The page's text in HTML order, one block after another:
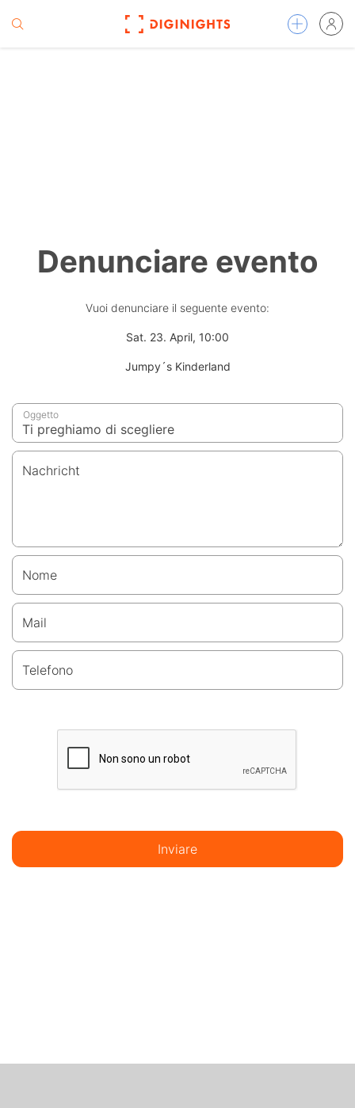
Denunciare evento
Vuoi denunciare il seguente evento:
Sat. 23. April, 10:00
Jumpy´s Kinderland
Oggetto
Nachricht
Nome
Mail
Telefono
Inviare